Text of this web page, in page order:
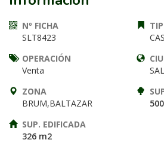
Nº FICHA
SLT8423
OPERACIÓN
Venta
ZONA
BRUM,BALTAZAR
SUP. EDIFICADA
326 m2